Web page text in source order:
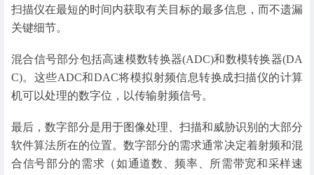
扫描仪在最短的时间内获取有关目标的最多信息，而不遗漏
关键细节。
混合信号部分包括高速模数转换器(ADC)和数模转换器(DA
C)。这些ADC和DAC将模拟射频信息转换成扫描仪的计算
机可以处理的数字位，以传输射频信号。
最后，数字部分是用于图像处理、扫描和威胁识别的大部分
软件算法所在的位置。数字部分的需求通常决定着射频和混
合信号部分的需求（如通道数、频率、所需带宽和采样速